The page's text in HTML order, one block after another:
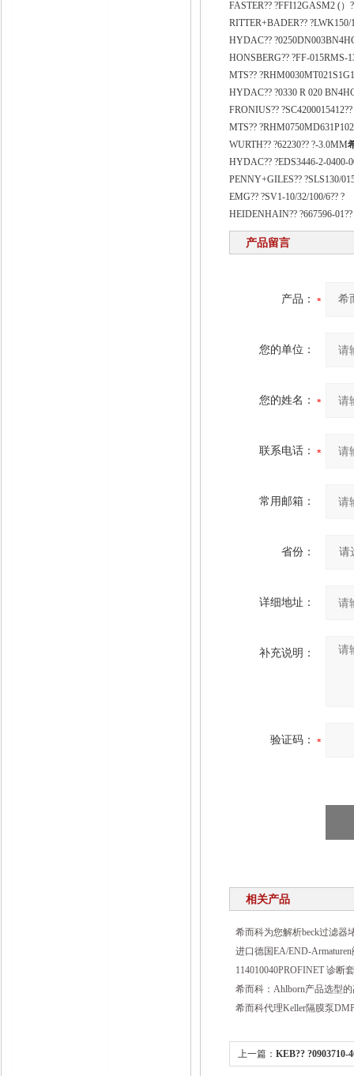
FASTER?? ?FFI12GASM2 (）
RITTER+BADER?? ?LWK150/
HYDAC??
HONSBERG?? ?FF-015RMS-
MTS??
HYDAC?? ?0330 R 020
FRONIUS?? ?SC4200015412??
MTS??
WURTH?? ?62230?? ?-3.0MM
HYDAC?? ?EDS3446-2-0400-
PENNY+GILES?? ?SLS130/
EMG?? ?SV1-10/32/100/6?? ?
HEIDENHAIN?? ?667596-01??
产品留言
产品：
您的单位：
您的姓名：
联系电话：
常用邮箱：
省份：
详细地址：
补充说明：
验证码：
相关产品
希而科为您解析beck过滤器
进口德国EA/END-
114010040PROFINET 诊断
希而科：Ahlborn产品选型
希而科代理Keller隔膜泵
上一篇：KEB?? ?0903710-